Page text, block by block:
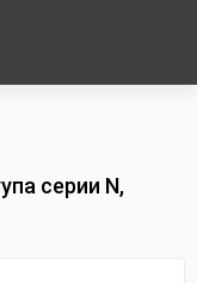
серии N,